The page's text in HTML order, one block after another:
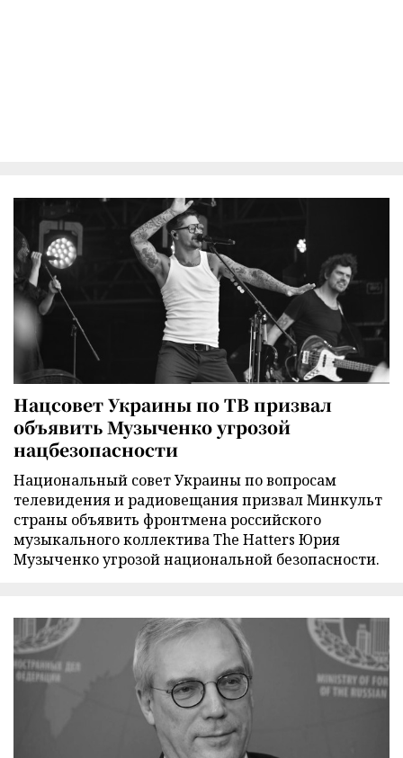
Нацсовет Украины по ТВ призвал
объявить Музыченко угрозой
нацбезопасности
Национальный совет Украины по вопросам
телевидения и радиовещания призвал Минкульт
страны объявить фронтмена российского
музыкального коллектива The Hatters Юрия
Музыченко угрозой национальной безопасности.